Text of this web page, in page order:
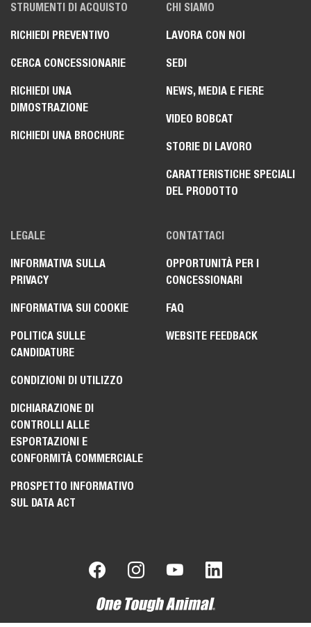
STRUMENTI DI ACQUISTO
RICHIEDI PREVENTIVO
CERCA CONCESSIONARIE
RICHIEDI UNA
DIMOSTRAZIONE
RICHIEDI UNA BROCHURE
CHI SIAMO
LAVORA CON NOI
SEDI
NEWS, MEDIA E FIERE
VIDEO BOBCAT
STORIE DI LAVORO
CARATTERISTICHE SPECIALI
DEL PRODOTTO
LEGALE
INFORMATIVA SULLA
PRIVACY
INFORMATIVA SUI COOKIE
POLITICA SULLE
CANDIDATURE
CONDIZIONI DI UTILIZZO
DICHIARAZIONE DI
CONTROLLI ALLE
ESPORTAZIONI E
CONFORMITÀ COMMERCIALE
PROSPETTO INFORMATIVO
SUL DATA ACT
CONTATTACI
OPPORTUNITÀ PER I
CONCESSIONARI
FAQ
WEBSITE FEEDBACK